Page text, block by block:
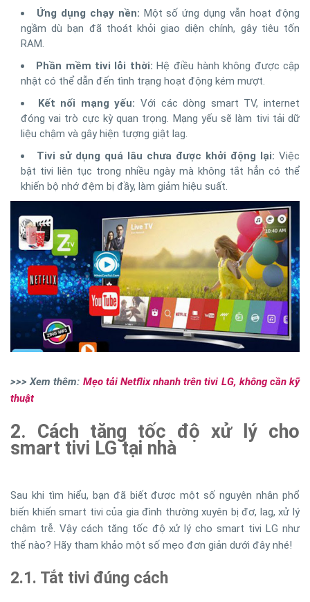
Ứng dụng chạy nền: Một số ứng dụng vẫn hoạt động
ngầm dù bạn đã thoát khỏi giao diện chính, gây tiêu tốn
RAM.
Phần mềm tivi lỗi thời:Hệ điều hành không được cập
nhật có thể dẫn đến tình trạng hoạt động kém mượt.
Kết nối mạng yếu: Với các dòng smart TV, internet
đóng vai trò cực kỳ quan trọng. Mạng yếu sẽ làm tivi tải dữ
liệu chậm và gây hiện tượng giật lag.
Tivi sử dụng quá lâu chưa được khởi động lại: Việc
bật tivi liên tục trong nhiều ngày mà không tắt hẳn có thể
khiến bộ nhớ đệm bị đầy, làm giảm hiệu suất.
>>> Xem thêm: Mẹo tải Netflix nhanh trên tivi LG, không cần kỹ
thuật
2. Cách tăng tốc độ xử lý cho
smart tivi LG tại nhà
Sau khi tìm hiểu, bạn đã biết được một số nguyên nhân phổ
biến khiến smart tivi của gia đình thường xuyên bị đơ, lag, xử lý
chậm trễ. Vậy cách tăng tốc độ xử lý cho smart tivi LG như
thế nào? Hãy tham khảo một số mẹo đơn giản dưới đây nhé!
2.1. Tắt tivi đúng cách